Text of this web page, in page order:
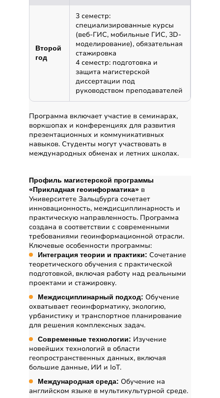
Второй
год
3 семестр:
специализированные курсы
(веб-ГИС, мобильные ГИС, 3D-
моделирование), обязательная
стажировка
4 семестр: подготовка и
защита магистерской
диссертации под
руководством преподавателей
Программа включает участие в семинарах,
воркшопах и конференциях для развития
презентационных и коммуникативных
навыков. Студенты могут участвовать в
международных обменах и летних школах.
Профиль магистерской программы
«Прикладная геоинформатика» в
Университете Зальцбурга сочетает
инновационность, междисциплинарность и
практическую направленность. Программа
создана в соответствии с современными
требованиями геоинформационной отрасли.
Ключевые особенности программы:
Интеграция теории и практики: Сочетание
теоретического обучения с практической
подготовкой, включая работу над реальными
проектами и стажировку.
Междисциплинарный подход: Обучение
охватывает геоинформатику, экологию,
урбанистику и транспортное планирование
для решения комплексных задач.
Современные технологии: Изучение
новейших технологий в области
геопространственных данных, включая
большие данные, ИИ и IoT.
Международная среда: Обучение на
английском языке в мультикультурной среде.